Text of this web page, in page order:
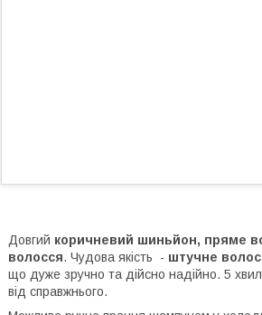
Довгий коричневий шиньйон, пряме
волосся. Чудова якість - штучне
що дуже зручно та дійсно надійно. 5
від справжнього.